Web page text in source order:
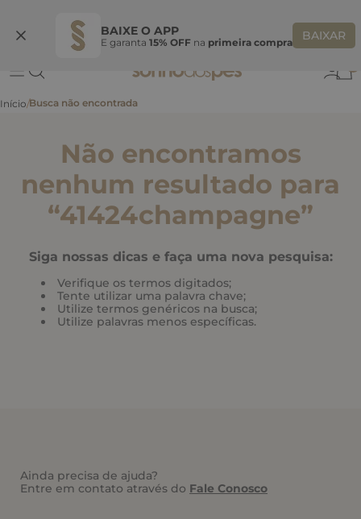
BAIXE O APP
E garanta 15% OFF na primeira compra BAIXAR
BEMVINDASONHO
Não encontramos
nenhum resultado para
“41424champagne”
Siga nossas dicas e faça uma nova pesquisa:
Verifique os termos digitados;
Tente utilizar uma palavra chave;
Utilize termos genéricos na busca;
Utilize palavras menos específicas.
Ainda precisa de ajuda?
Entre em contato através do Fale Conosco